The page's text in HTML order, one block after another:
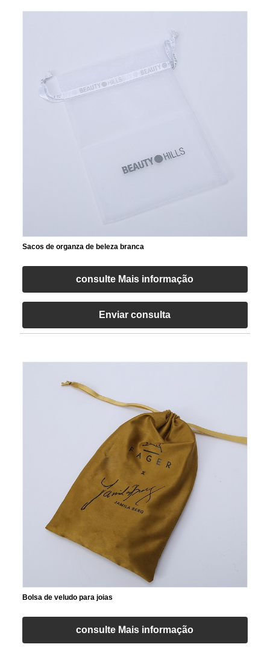
Sacos de organza de beleza branca
consulte Mais informação
Enviar consulta
Bolsa de veludo para joias
consulte Mais informação